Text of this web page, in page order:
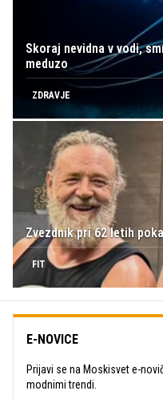
Skoraj nevidna v vodi,
meduzo
ZDRAVJE
Zvezdnik pri 62 letih
FIT
E-NOVICE
Prijavi se na Moskisvet e-
modnimi trendi.